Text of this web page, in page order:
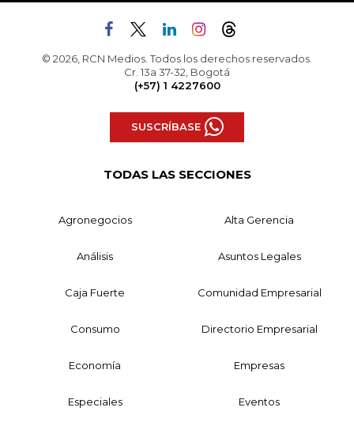
© 2026, RCN Medios. Todos los derechos reservados.
Cr. 13a 37-32, Bogotá
(+57) 1 4227600
SUSCRÍBASE
TODAS LAS SECCIONES
Agronegocios Alta Gerencia
Análisis Asuntos Legales
Caja Fuerte Comunidad Empresarial
Consumo Directorio Empresarial
Economía Empresas
Especiales Eventos